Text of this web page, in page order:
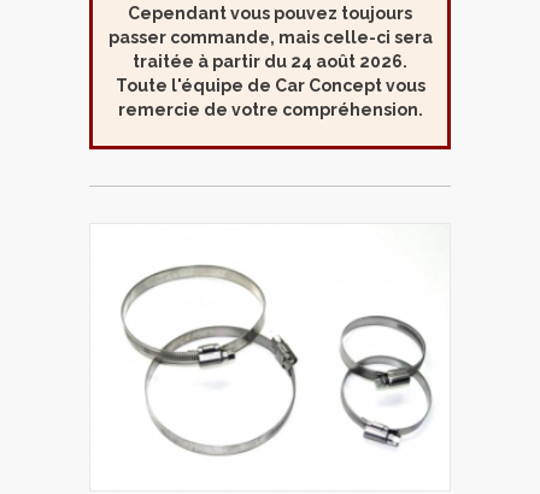
Cependant vous pouvez toujours
passer commande, mais celle-ci sera
traitée à partir du 24 août 2026.
Toute l'équipe de Car Concept vous
remercie de votre compréhension.